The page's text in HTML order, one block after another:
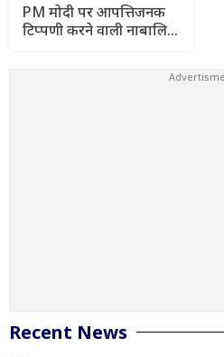
PM मोदी पर आपत्तिजनक
टिप्पणी करने वाली नाबालिग
Recent News